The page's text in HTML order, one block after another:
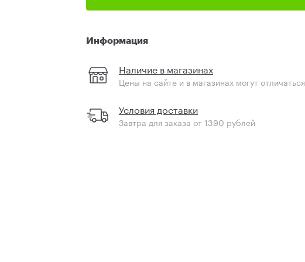
Информация
Наличие в магазинах
Цены на сайте и в магазинах могут отличаться
Условия доставки
Завтра для заказа от 1390 рублей